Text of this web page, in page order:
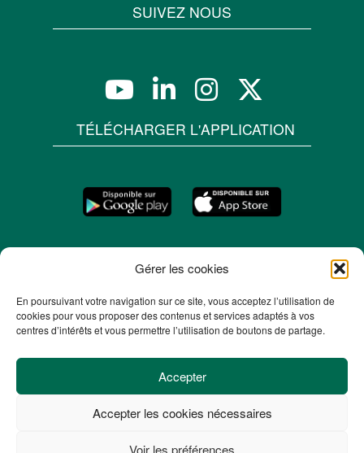
Gérer les cookies
En poursuivant votre navigation sur ce site, vous acceptez l’utilisation de
cookies pour vous proposer des contenus et services adaptés à vos
centres d’intérêts et vous permettre l’utilisation de boutons de partage.
Accepter
Accepter les cookies nécessaires
Voir les préférences
SUIVEZ NOUS
TÉLÉCHARGER L'APPLICATION
© 2026 - Mentions légales-